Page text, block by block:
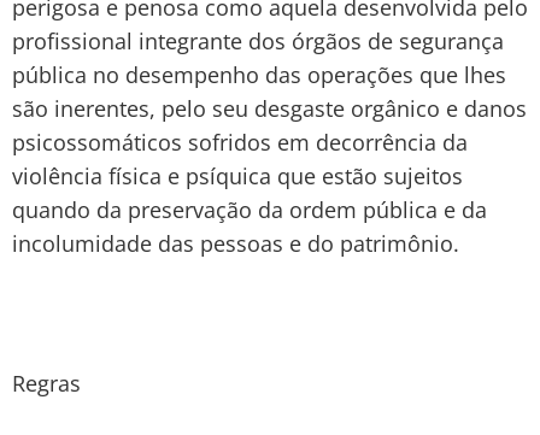
perigosa e penosa como aquela desenvolvida pelo
profissional integrante dos órgãos de segurança
pública no desempenho das operações que lhes
são inerentes, pelo seu desgaste orgânico e danos
psicossomáticos sofridos em decorrência da
violência física e psíquica que estão sujeitos
quando da preservação da ordem pública e da
incolumidade das pessoas e do patrimônio.
Regras